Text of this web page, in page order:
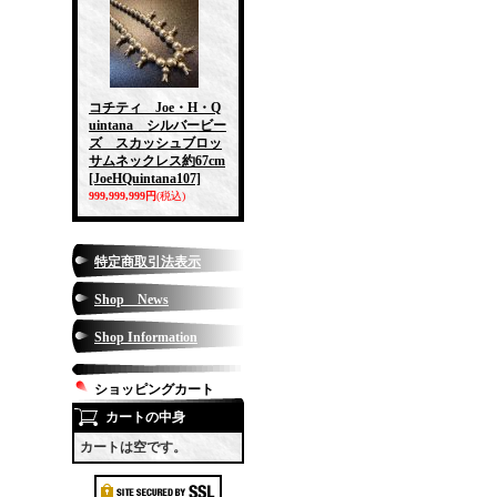
コチティ Joe・H・Q
uintana シルバービー
ズ スカッシュブロッ
サムネックレス約67cm
[JoeHQuintana107]
999,999,999円(税込)
特定商取引法表示
Shop News
Shop Information
ショッピングカート
カートの中身
カートは空です。